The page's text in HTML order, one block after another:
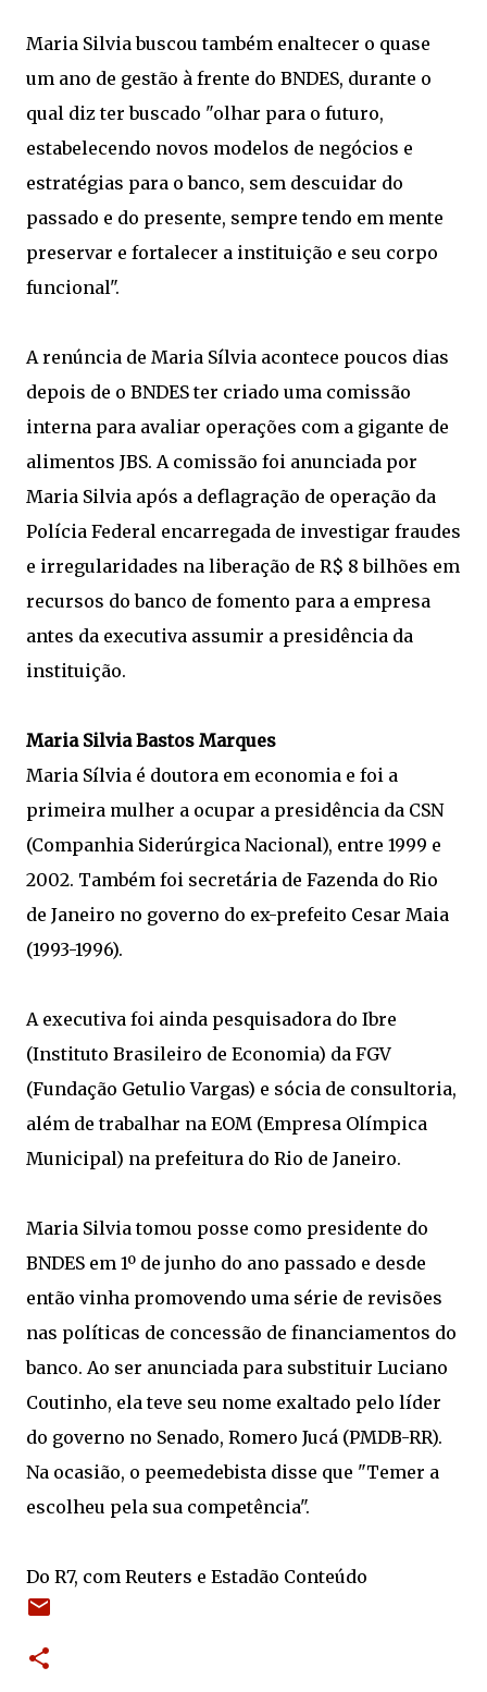
Maria Silvia buscou também enaltecer o quase
um ano de gestão à frente do BNDES, durante o
qual diz ter buscado "olhar para o futuro,
estabelecendo novos modelos de negócios e
estratégias para o banco, sem descuidar do
passado e do presente, sempre tendo em mente
preservar e fortalecer a instituição e seu corpo
funcional".
A renúncia de Maria Sílvia acontece poucos dias
depois de o BNDES ter criado uma comissão
interna para avaliar operações com a gigante de
alimentos JBS. A comissão foi anunciada por
Maria Silvia após a deflagração de operação da
Polícia Federal encarregada de investigar fraudes
e irregularidades na liberação de R$ 8 bilhões em
recursos do banco de fomento para a empresa
antes da executiva assumir a presidência da
instituição.
Maria Silvia Bastos Marques
Maria Sílvia é doutora em economia e foi a
primeira mulher a ocupar a presidência da CSN
(Companhia Siderúrgica Nacional), entre 1999 e
2002. Também foi secretária de Fazenda do Rio
de Janeiro no governo do ex-prefeito Cesar Maia
(1993-1996).
A executiva foi ainda pesquisadora do Ibre
(Instituto Brasileiro de Economia) da FGV
(Fundação Getulio Vargas) e sócia de consultoria,
além de trabalhar na EOM (Empresa Olímpica
Municipal) na prefeitura do Rio de Janeiro.
Maria Silvia tomou posse como presidente do
BNDES em 1º de junho do ano passado e desde
então vinha promovendo uma série de revisões
nas políticas de concessão de financiamentos do
banco. Ao ser anunciada para substituir Luciano
Coutinho, ela teve seu nome exaltado pelo líder
do governo no Senado, Romero Jucá (PMDB-RR).
Na ocasião, o peemedebista disse que "Temer a
escolheu pela sua competência".
Do R7, com Reuters e Estadão Conteúdo